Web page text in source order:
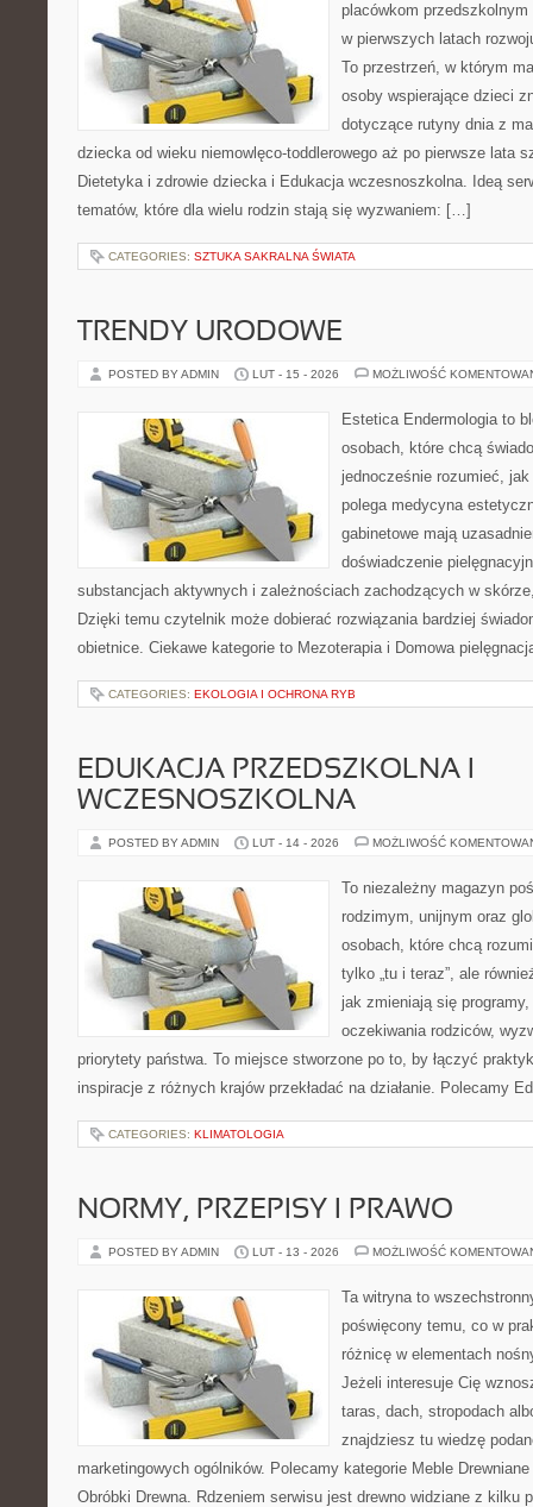
placówkom
w pierwszych latach
To przestrzeń, w którym
osoby wspierające dzieci
dotyczące rutyny dnia z
dziecka od wieku niemowlęco-toddlerowego aż po pierwsze lata
Dietetyka i zdrowie dziecka i Edukacja wczesnoszkolna. Ideą
tematów, które dla wielu rodzin stają się wyzwaniem: […]
CATEGORIES: SZTUKA SAKRALNA ŚWIATA
TRENDY URODOWE
POSTED BY ADMIN LUT - 15 - 2026 MOŻLIWOŚĆ
Estetica Endermologia to
osobach, które chcą
jednocześnie rozumieć,
polega medycyna
gabinetowe mają
doświadczenie
substancjach aktywnych i zależnościach zachodzących w
Dzięki temu czytelnik może dobierać rozwiązania bardziej
obietnice. Ciekawe kategorie to Mezoterapia i Domowa
CATEGORIES: EKOLOGIA I OCHRONA RYB
EDUKACJA PRZEDSZKOLNA I
WCZESNOSZKOLNA
POSTED BY ADMIN LUT - 14 - 2026 MOŻLIWOŚĆ
To niezależny magazyn
rodzimym, unijnym oraz
osobach, które chcą
tylko „tu i teraz”, ale
jak zmieniają się
oczekiwania rodziców,
priorytety państwa. To miejsce stworzone po to, by łączyć
inspiracje z różnych krajów przekładać na działanie. Polecamy
CATEGORIES: KLIMATOLOGIA
NORMY, PRZEPISY I PRAWO
POSTED BY ADMIN LUT - 13 - 2026 MOŻLIWOŚĆ
Ta witryna to
poświęcony temu, co w
różnicę w elementach
Jeżeli interesuje Cię
taras, dach, stropodach
znajdziesz tu wiedzę
marketingowych ogólników. Polecamy kategorie Meble
Obróbki Drewna. Rdzeniem serwisu jest drewno widziane z kilku